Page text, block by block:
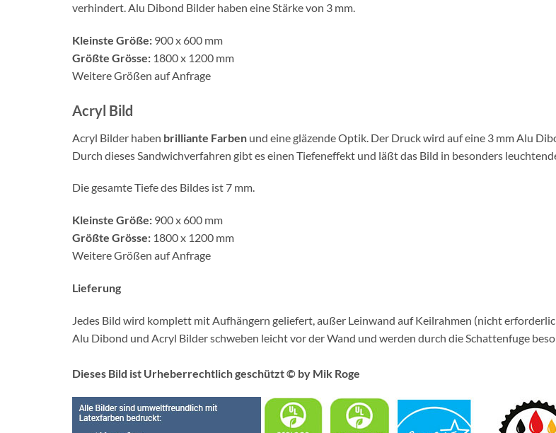
verhindert. Alu Dibond Bilder haben eine Stärke von 3 mm.
Kleinste Größe: 900 x 600 mm
Größte Grösse: 1800 x 1200 mm
Weitere Größen auf Anfrage
Acryl Bild
Acryl Bilder haben brilliante Farben und eine gläzende Optik. Der Druck wird auf eine 3 mm Alu
Durch dieses Sandwichverfahren gibt es einen Tiefeneffekt und läßt das Bild in besonders
Die gesamte Tiefe des Bildes ist 7 mm.
Kleinste Größe: 900 x 600 mm
Größte Grösse: 1800 x 1200 mm
Weitere Größen auf Anfrage
Lieferung
Jedes Bild wird komplett mit Aufhängern geliefert, außer Leinwand auf Keilrahmen (nicht
Alu Dibond und Acryl Bilder schweben leicht vor der Wand und werden durch die Schattenfuge
Dieses Bild ist Urheberrechtlich geschützt © by Mik Roge